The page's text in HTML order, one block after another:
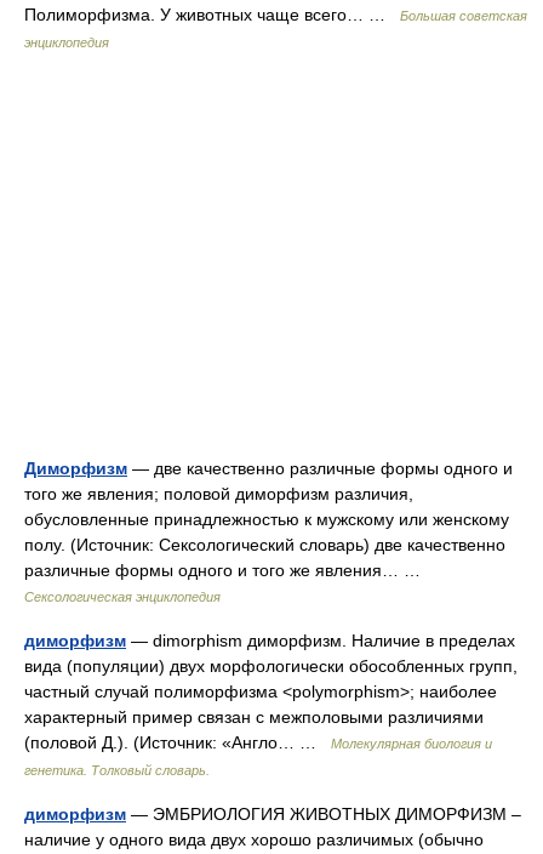
Полиморфизма. У животных чаще всего… …
Большая советская
энциклопедия
Диморфизм — две качественно различные формы одного и
того же явления; половой диморфизм различия,
обусловленные принадлежностью к мужскому или женскому
полу. (Источник: Сексологический словарь) две качественно
различные формы одного и того же явления… …
Сексологическая энциклопедия
диморфизм — dimorphism диморфизм. Наличие в пределах
вида (популяции) двух морфологически обособленных групп,
частный случай полиморфизма <polymorphism>; наиболее
характерный пример связан с межполовыми различиями
(половой Д.). (Источник: «Англо… …
Молекулярная биология и
генетика. Толковый словарь.
диморфизм — ЭМБРИОЛОГИЯ ЖИВОТНЫХ ДИМОРФИЗМ –
наличие у одного вида двух хорошо различимых (обычно